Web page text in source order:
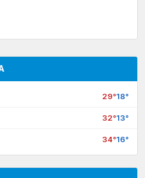
29°18°
32°13°
34°16°